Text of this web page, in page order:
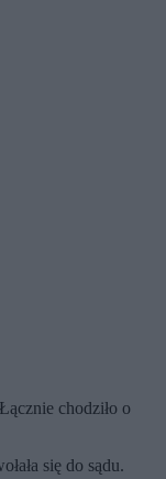
chodziło o
się do sądu.